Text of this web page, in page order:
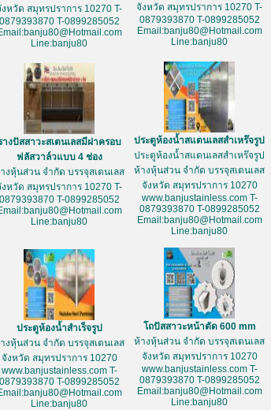
หวัด สมุทรปราการ 10270 T-
0879393870 T-0899285052
Line:banju80
จังหวัด สมุทรปราการ 10270 T-
0879393870 T-0899285052
Email:banju80@Hotmail.com
Line:banju80
างปัสสาวะสเตนเลสมีฝาครอบ
ฟลัสวาล์วแบบ 4 ช่อง
งหุ้นส่วน จำกัด บรรจุสเตนเลส
หวัด สมุทรปราการ 10270 T-
0879393870 T-0899285052
Line:banju80
ประตูห้องน้ำสแตนเลสสำเหร๊จรูป
ประตูห้องน้ำสแตนเลสสำเหร๊จรูป
ห้างหุ้นส่วน จำกัด บรรจุสเตนเลส
จังหวัด สมุทรปราการ 10270
www.banjustainless.com T-
0879393870 T-0899285052
Email:banju80@Hotmail.com
Line:banju80
ประตูห้องน้ำสำเร็จรูป
งหุ้นส่วน จำกัด บรรจุสเตนเลส
จังหวัด สมุทรปราการ 10270
www.banjustainless.com T-
0879393870 T-0899285052
Line:banju80
โถปัสสาวะหน้าตัด 600 mm
ห้างหุ้นส่วน จำกัด บรรจุสเตนเลส
จังหวัด สมุทรปราการ 10270
www.banjustainless.com T-
0879393870 T-0899285052
Email:banju80@Hotmail.com
Line:banju80